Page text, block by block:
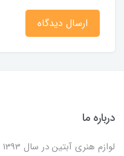
ارسال دیدگاه
درباره ما